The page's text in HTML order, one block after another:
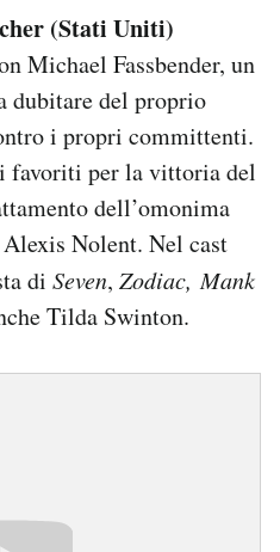
(Stati Uniti)
Michael Fassbender, un
dubitare del proprio
i propri committenti.
favoriti per la vittoria del
dell’omonima
Nolent. Nel cast
di Seven, Zodiac, Mank
Tilda Swinton.